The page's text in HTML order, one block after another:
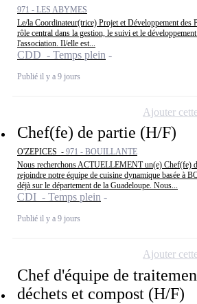
971 - LES ABYMES
Le/la Coordinateur(trice) Projet et Développement des
rôle central dans la gestion, le suivi et le
l'association. Il/elle est...
CDD - Temps plein
Publié il y a 9 jours
Chef(fe) de partie (H/F)
O'ZEPICES - 971 - BOUILLANTE
Nous recherchons ACTUELLEMENT un(e) Chef(fe)
rejoindre notre équipe de cuisine dynamique basée à
déjà sur le département de la Guadeloupe. Nous...
CDI - Temps plein
Publié il y a 9 jours
Ajouter
Chef d'équipe de
déchets et compost (H/F)
Ajouter